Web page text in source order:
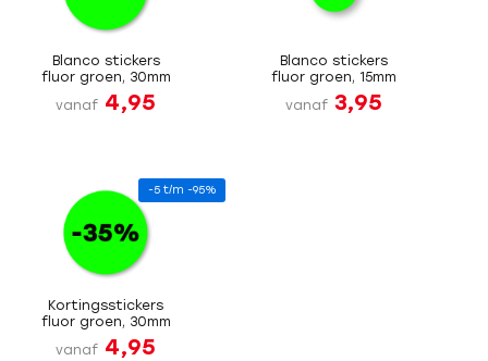
Blanco stickers
fluor groen, 30mm
vanaf 4,95
Blanco stickers
fluor groen, 15mm
vanaf 3,95
-5 t/m -95%
Kortingsstickers
fluor groen, 30mm
vanaf 4,95